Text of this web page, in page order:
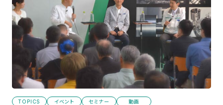
TOPICS イベント セミナー 動画